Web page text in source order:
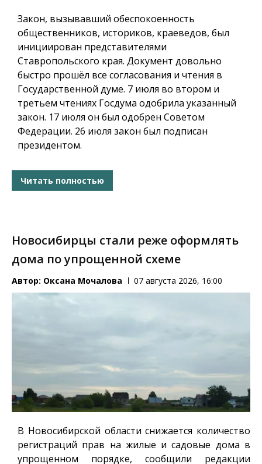
Закон, вызывавший обеспокоенность
общественников, историков, краеведов, был
инициирован представителями
Ставропольского края. Документ довольно
быстро прошёл все согласования и чтения в
Государственной думе. 7 июля во втором и
третьем чтениях Госдума одобрила указанный
закон. 17 июля он был одобрен Советом
Федерации. 26 июля закон был подписан
президентом.
Читать полностью
Новосибирцы стали реже оформлять
дома по упрощенной схеме
Автор: Оксана Мочалова 07 августа 2026, 16:00
В Новосибирской области снижается количество
регистраций прав на жилые и садовые дома в
упрощенном порядке, сообщили редакции